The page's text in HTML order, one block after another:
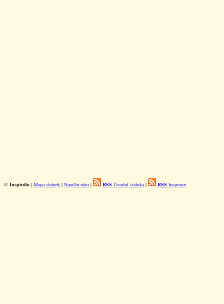
© Inspirála | Mapa stránek | Napište nám | RSS Úvodní stránka| RSS Inspirace